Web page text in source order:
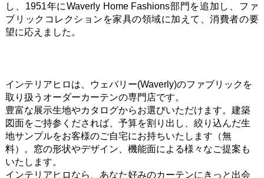
し、1951年にWaverly Home Fashions部門を追加し、ファ
ブリックコレクションを家具の領域に加えて、消費者の要
望に応えました。
インテリアヒロは、ウェバリー(Waverly)のファブリックを
取り扱うオーダーカーテンの専門店です。
豊富な展示生地やカタログからお選びいただけます。建築
図面をご持参くだされば、予算を割り出し、絞り込んだ生
地サンプルをお客様のご自宅にお持ちいたします（無
料）。窓の形状やデザイン、機能面による様々なご提案も
いたします。
インテリアヒロなら、あなた好みのカーテンにきっと出会